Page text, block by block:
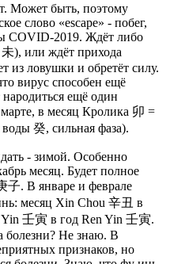
Может быть, поэтому
слово «escape» - побег,
COVID-2019. Ждёт либо
), или ждёт прихода
из ловушки и обретёт силу.
вирус способен ещё
ещё один
в месяц Кролика 卯 =
癸, сильная фаза).
- зимой. Особенно
месяц. Будет полное
子. В январе и феврале
месяц Xin Chou 辛丑 в
壬寅 в год Ren Yin 壬寅.
болезни? Не знаю. В
признаков, но